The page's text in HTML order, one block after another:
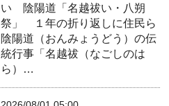
い 陰陽道「名越祓い・八朔
祭」 １年の折り返しに住民ら
陰陽道（おんみょうどう）の伝
統行事「名越祓（なごしのは
ら）…